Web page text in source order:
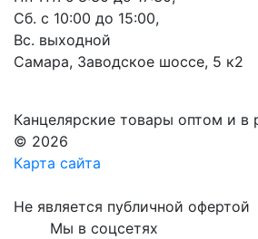
Сб. с 10:00 до 15:00,
Вс. выходной
Самара, Заводское шоссе, 5 к2
Канцелярские товары оптом и в
© 2026
Карта сайта
Не является публичной офертой
Мы в соцсетях